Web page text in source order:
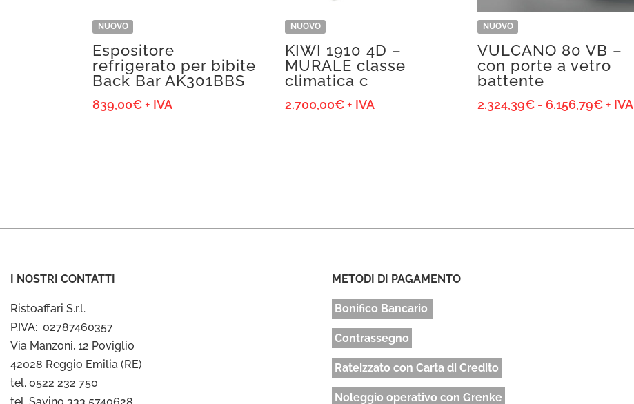
NUOVO
Espositore
refrigerato per bibite
Back Bar AK301BBS
839,00€ + IVA
NUOVO
KIWI 1910 4D –
MURALE classe
climatica c
2.700,00€ + IVA
NUOVO
VULCANO 80 VB –
con porte a vetro
battente
2.324,39€ - 6.156,79€Fascia
+ IVA
I NOSTRI CONTATTI
Ristoaffari S.r.l.
P.IVA: 02787460357
Via Manzoni, 12 Poviglio
42028 Reggio Emilia (RE)
tel. 0522 232 750
METODI DI PAGAMENTO
Bonifico Bancario
Contrassegno
Rateizzato con Carta di Credito
Noleggio operativo con Grenke